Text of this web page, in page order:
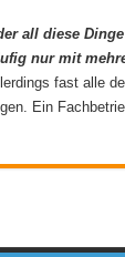
all diese
nur mit
fast alle
Ein